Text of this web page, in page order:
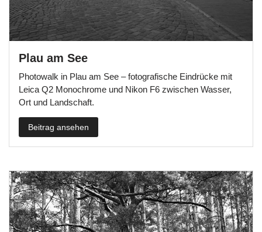
Plau am See
Photowalk in Plau am See – fotografische Eindrücke mit
Leica Q2 Monochrome und Nikon F6 zwischen Wasser,
Ort und Landschaft.
Beitrag ansehen